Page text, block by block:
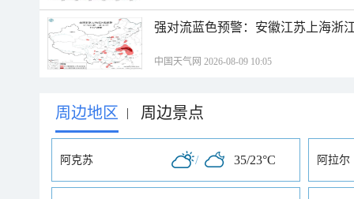
强对流蓝色预警：安徽江苏上海浙
中国天气网 2026-08-09 10:05
周边地区 | 周边景点
阿克苏 / 35/23°C 阿拉尔